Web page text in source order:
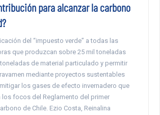
para alcanzar la carbono
del “impuesto verde” a todas las
que produzcan sobre 25 mil toneladas
toneladas de material particulado y permitir
mediante proyectos sustentables
los gases de efecto invernadero que
los focos del Reglamento del primer
de Chile. Ezio Costa, Reinalina